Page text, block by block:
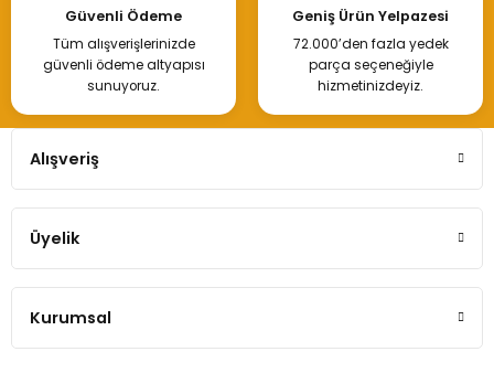
Güvenli Ödeme
Tüm alışverişlerinizde
güvenli ödeme altyapısı
sunuyoruz.
Geniş Ürün Yelpazesi
72.000’den fazla yedek
parça seçeneğiyle
hizmetinizdeyiz.
Alışveriş
Üyelik
Kurumsal